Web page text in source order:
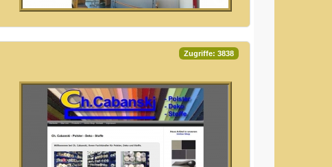
Zugriffe: 3838